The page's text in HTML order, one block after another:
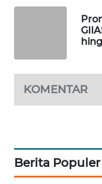
KOMENTAR
Berita Populer
OTOMOTIF
DESA
WISATA
WAHANA
Wahana